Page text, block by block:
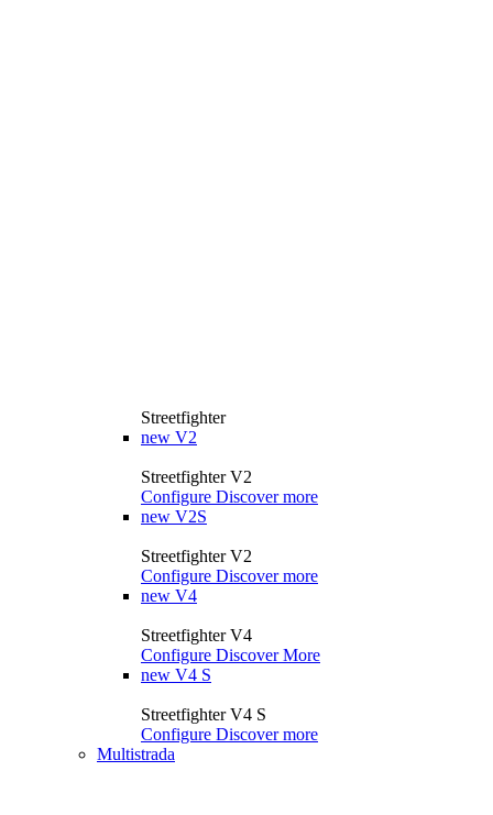
Streetfighter
new V2
Streetfighter V2
Configure Discover more
new V2S
Streetfighter V2
Configure Discover more
new V4
Streetfighter V4
Configure Discover More
new V4 S
Streetfighter V4 S
Configure Discover more
Multistrada